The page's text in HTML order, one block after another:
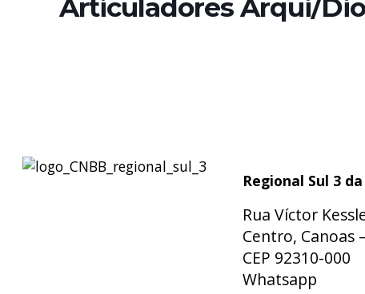
Articuladores Arqui/
Regional Sul 3 da
Rua Víctor
Centro, Canoas
CEP 92310-000
Whatsapp